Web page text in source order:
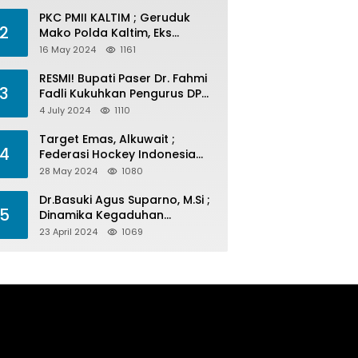
2
PKC PMII KALTIM ; Geruduk
Mako Polda Kaltim, Eks
Lubang Tambang Banyak
16 May 2024 1161
3
RESMI! Bupati Paser Dr. Fahmi
Fadli Kukuhkan Pengurus DPP
LAP 2024-2029
4 July 2024 1110
4
Target Emas, Alkuwait ;
Federasi Hockey Indonesia
Kota Balikpapan Siap Menjadi
28 May 2024 1080
5
Dr.Basuki Agus Suparno, M.Si ;
Dinamika Kegaduhan
Komunikasi Politik Jelang
23 April 2024 1069